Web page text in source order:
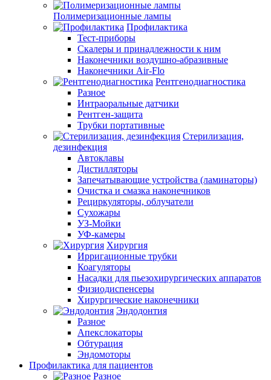
Полимеризационные лампы
Профилактика
Тест-приборы
Скалеры и принадлежности к ним
Наконечники воздушно-абразивные
Наконечники Air-Flo
Рентгенодиагностика
Разное
Интраоральные датчики
Рентген-защита
Трубки портативные
Стерилизация,
дезинфекция
Автоклавы
Дистилляторы
Запечатывающие устройства (ламинаторы)
Очистка и смазка наконечников
Рециркуляторы, облучатели
Сухожары
УЗ-Мойки
УФ-камеры
Хирургия
Ирригационные трубки
Коагуляторы
Насадки для пьезохирургических аппаратов
Физиодиспенсеры
Хирургические наконечники
Эндодонтия
Разное
Апекслокаторы
Обтурация
Эндомоторы
Профилактика для пациентов
Разное